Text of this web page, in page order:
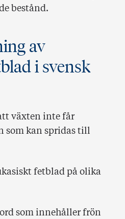
bestånd.
av
i svensk
växten inte får
som kan spridas till
fetblad på olika
som innehåller frön